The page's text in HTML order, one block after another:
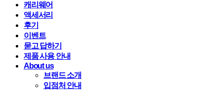
캐리웨어
액세서리
후기
이벤트
묻고 답하기
제품 사용 안내
About us
브랜드 소개
입점처 안내